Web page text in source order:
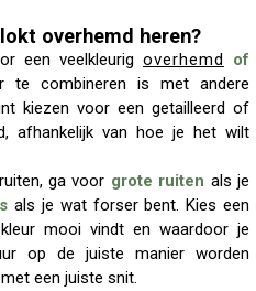
overhemd heren?
een veelkleurig overhemd
of
te combineren is met andere
kiezen voor een getailleerd of
afhankelijk van hoe je het wilt
ga voor grote ruiten als je
als je wat forser bent. Kies een
mooi vindt en waardoor je
op de juiste manier worden
een juiste snit.